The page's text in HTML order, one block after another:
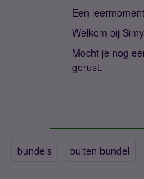
Een
Welkom bij
Mocht je nog
gerust.
bundels buiten bundel